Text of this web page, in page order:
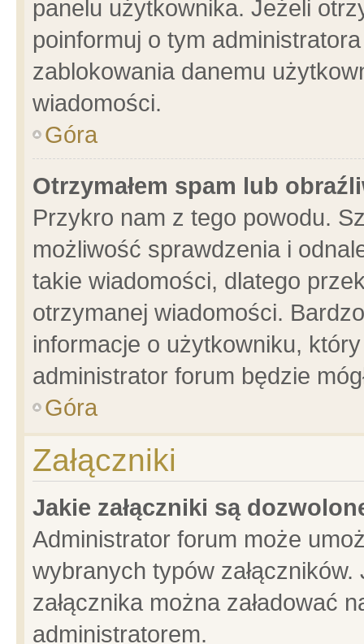
panelu użytkownika. Jeżeli
poinformuj o tym
zablokowania danemu
wiadomości.
Góra
Otrzymałem spam lub
Przykro nam z tego powodu.
możliwość sprawdzenia i
takie wiadomości, dlatego
otrzymanej wiadomości.
informacje o użytkowniku,
administrator forum będzie
Góra
Załączniki
Jakie załączniki są
Administrator forum może
wybranych typów
załącznika można załadować
administratorem.